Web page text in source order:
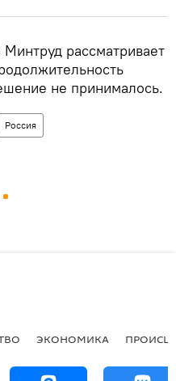
рассматривает
не принималось.
Россия
ЭКОНОМИКА